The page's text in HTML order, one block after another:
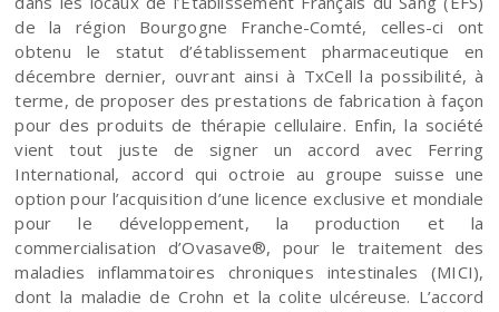
de la région Bourgogne Franche-Comté, celles-ci ont
obtenu le statut d’établissement pharmaceutique en
décembre dernier, ouvrant ainsi à TxCell la possibilité, à
terme, de proposer des prestations de fabrication à façon
pour des produits de thérapie cellulaire. Enfin, la société
vient tout juste de signer un accord avec Ferring
International, accord qui octroie au groupe suisse une
option pour l’acquisition d’une licence exclusive et mondiale
pour le développement, la production et la
commercialisation d’Ovasave®, pour le traitement des
maladies inflammatoires chroniques intestinales (MICI),
dont la maladie de Crohn et la colite ulcéreuse. L’accord